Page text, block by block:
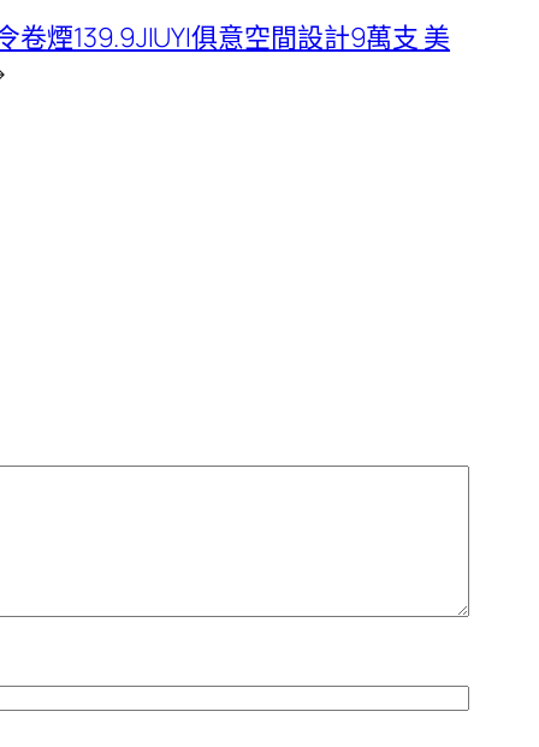
煙139.9JIUYI俱意空間設計9萬支 美